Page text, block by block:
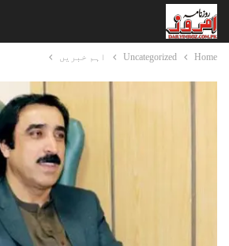
Home
Uncategorized اہم خبریں